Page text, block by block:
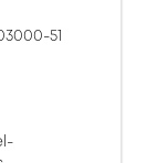
51